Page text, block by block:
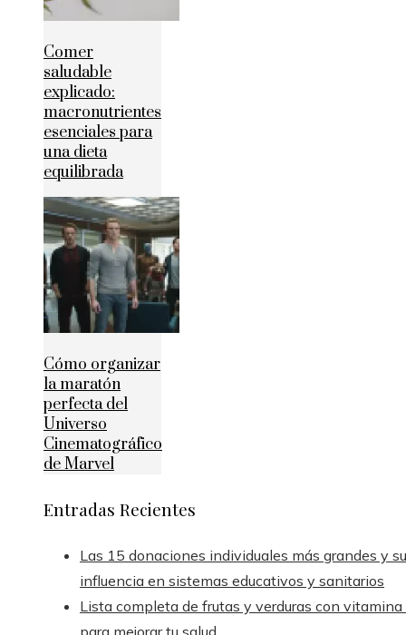
Comer
saludable
explicado:
macronutrientes
esenciales para
una dieta
equilibrada
Cómo organizar
la maratón
perfecta del
Universo
Cinematográfico
de Marvel
Entradas Recientes
Las 15 donaciones individuales más grandes y su
influencia en sistemas educativos y sanitarios
Lista completa de frutas y verduras con vitamina
para mejorar tu salud